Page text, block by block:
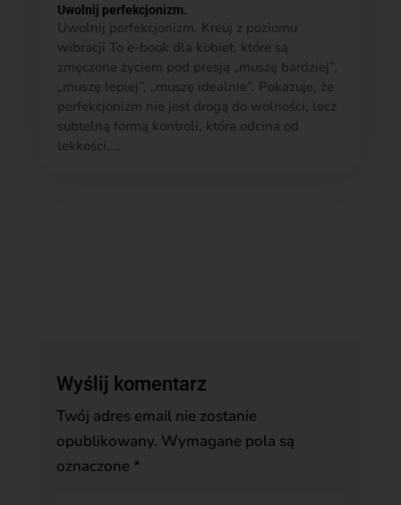
Uwolnij perfekcjonizm.
Uwolnij perfekcjonizm. Kreuj z poziomu
wibracji To e-book dla kobiet, które są
zmęczone życiem pod presją „muszę bardziej”,
„muszę lepiej”, „muszę idealnie”. Pokazuje, że
perfekcjonizm nie jest drogą do wolności, lecz
subtelną formą kontroli, która odcina od
lekkości,...
Wyślij komentarz
Twój adres email nie zostanie
opublikowany. Wymagane pola są
oznaczone *